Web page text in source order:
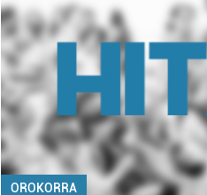
OROKORRA